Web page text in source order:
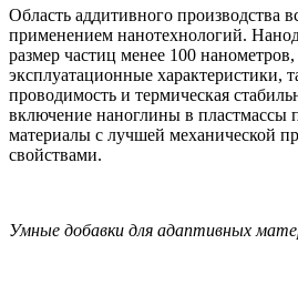
Область аддитивного производства
применением нанотехнологий.
размер частиц менее 100
эксплуатационные характеристики,
проводимость и термическая
включение наноглины в пластмассы
материалы с лучшей механической
свойствами.
Умные добавки для адаптивных